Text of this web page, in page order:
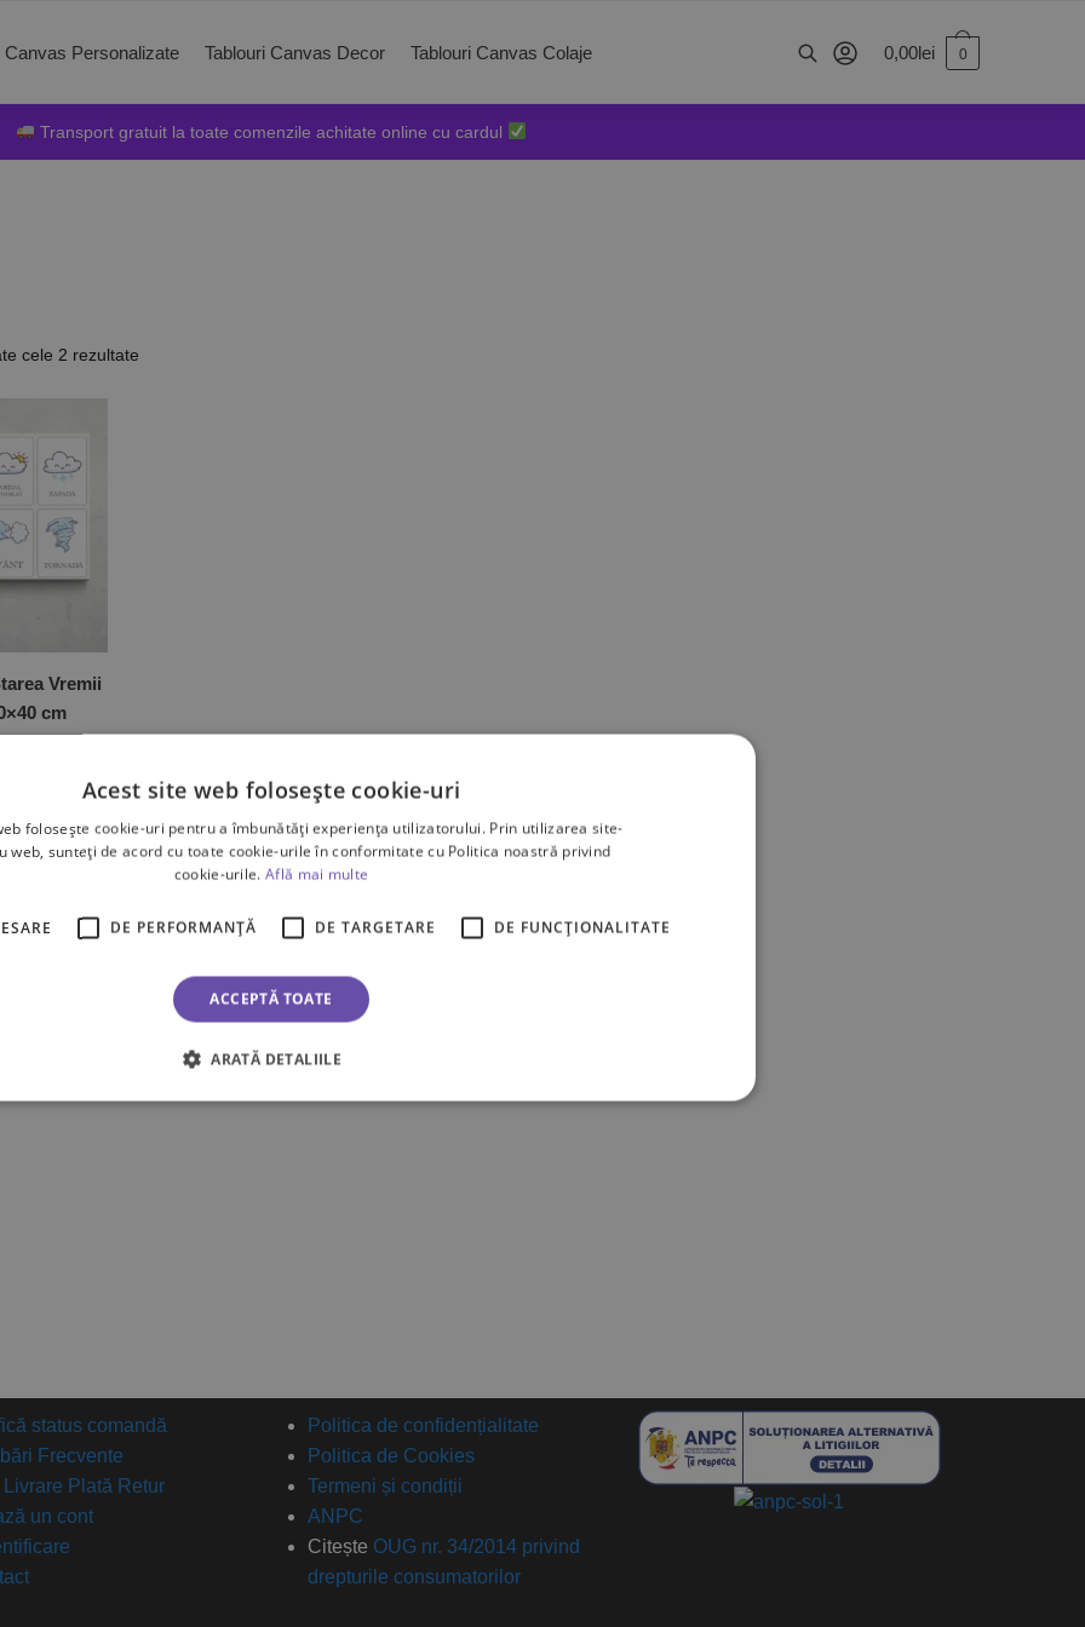
Canvas Personalizate Tablouri Canvas Decor Tablouri Canvas Colaje 0,00lei 0
Transport gratuit la toate comenzile achitate online cu cardul
cele 2 rezultate
Vremii
cm
cele 2 rezultate
status comandă
Frecvente
Livrare Plată Retur
un cont
Politica de confidențialitate
Politica de Cookies
Termeni și condiții
ANPC
Citește OUG nr. 34/2014 privind
drepturile consumatorilor
Acest site web folosește cookie-uri
folosește cookie-uri pentru a îmbunătăți experiența utilizatorului. Prin utilizarea site-
web, sunteți de acord cu toate cookie-urile în conformitate cu Politica noastră privind
cookie-urile. Află mai multe
DE PERFORMANȚĂ DE TARGETARE DE FUNCŢIONALITATE
ACCEPTĂ TOATE
ARATĂ DETALIILE